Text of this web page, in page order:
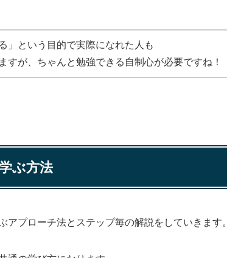
その後 何をしたいのか目的が分からないのに
難しいからです。
すが、ちゃんと勉強できる自制心が必要ですね！